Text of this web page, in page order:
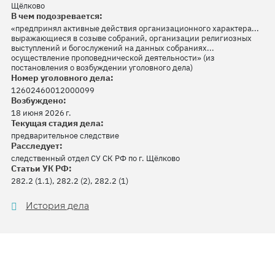
Щёлково
В чем подозревается:
«предпринял активные действия организационного характера...
выражающиеся в созыве собраний, организации религиозных
выступлений и богослужений на данных собраниях...
осуществление проповеднической деятельности» (из
постановления о возбуждении уголовного дела)
Номер уголовного дела:
12602460012000099
Возбуждено:
18 июня 2026 г.
Текущая стадия дела:
предварительное следствие
Расследует:
следственный отдел СУ СК РФ по г. Щёлково
Статьи УК РФ:
282.2 (1.1), 282.2 (2), 282.2 (1)
История дела